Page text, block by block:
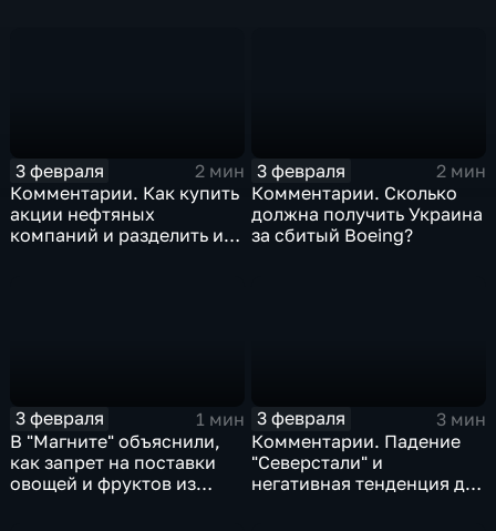
3 февраля
2 мин
Комментарии. Как купить
акции нефтяных
компаний и разделить их
3 февраля
2 мин
Комментарии. Сколько
должна получить Украина
за сбитый Boeing?
3 февраля
1 мин
В "Магните" объяснили,
как запрет на поставки
овощей и фруктов из
3 февраля
3 мин
Комментарии. Падение
"Северстали" и
негативная тенденция для